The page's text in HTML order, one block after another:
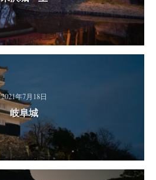
2021年7月18日
岐阜城